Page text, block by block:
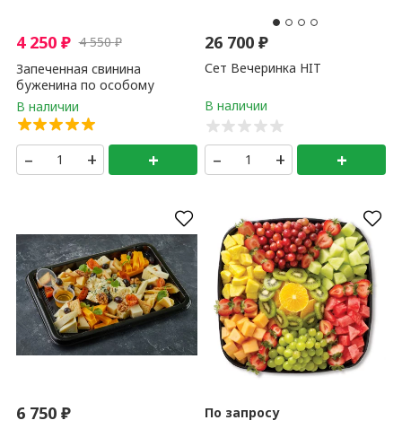
4 250₽ 4 550₽
Запеченная свинина
буженина по особому
рецепту ( примерный вес
блюда 2 - 3,5 кг ) 1 кг
– + +
26 700₽
Сет Вечеринка HIT
– + +
6 750₽
По запросу